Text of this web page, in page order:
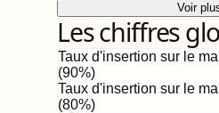
Voir
Les chiffres
Taux d'insertion sur le
(90%)
Taux d'insertion sur le
(80%)